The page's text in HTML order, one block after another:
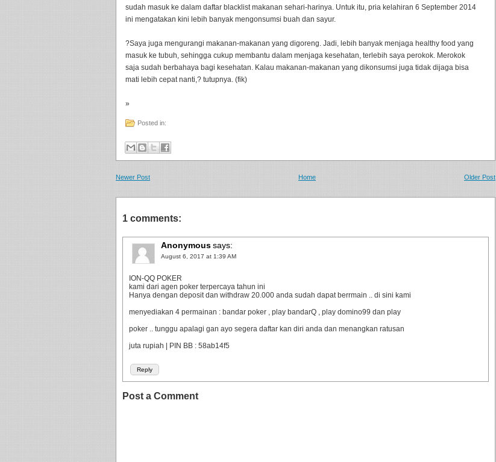
sudah masuk ke dalam daftar blacklist makanan sehari-harinya. Untuk itu, pria kelahiran 6 September 2014
ini mengatakan kini lebih banyak mengonsumsi buah dan sayur.
?Saya juga mengurangi makanan-makanan yang digoreng. Jadi, lebih banyak menjaga healthy food yang
masuk ke tubuh, sehingga cukup membantu dalam menjaga kesehatan, terlebih saya perokok. Merokok
saja sudah berbahaya bagi kesehatan. Kalau makanan-makanan yang dikonsumsi juga tidak dijaga bisa
mati lebih cepat nanti,? tutupnya. (fik)
»
Posted in:
Newer Post Older Post
Home
1 comments:
Anonymoussays:
August 6, 2017 at 1:39 AM
Reply
ION-QQ POKER
kami dari agen poker terpercaya tahun ini
Hanya dengan deposit dan withdraw 20.000 anda sudah dapat berrmain .. di sini kami
menyediakan 4 permainan : bandar poker , play bandarQ , play domino99 dan play
poker .. tunggu apalagi gan ayo segera daftar kan diri anda dan menangkan ratusan
juta rupiah | PIN BB : 58ab14f5
Post a Comment